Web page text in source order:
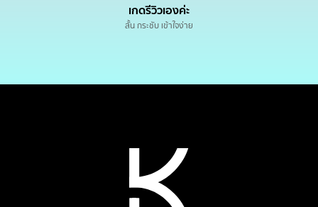
เกดรีวิวเองค่ะ
สั้น กระชับ เข้าใจง่าย